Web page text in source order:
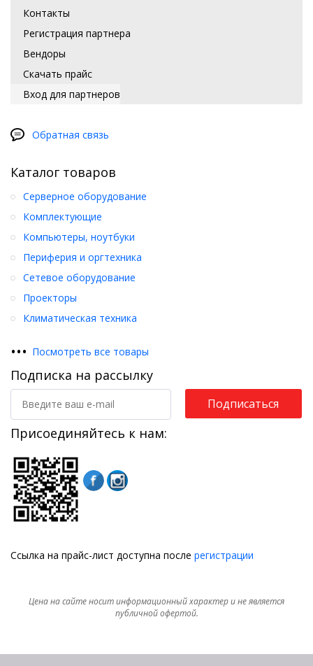
Контакты
Регистрация партнера
Вендоры
Скачать прайс
Вход для партнеров
Обратная связь
Каталог товаров
Серверное оборудование
Комплектующие
Компьютеры, ноутбуки
Периферия и оргтехника
Сетевое оборудование
Проекторы
Климатическая техника
••• Посмотреть все товары
Подписка на рассылку
Подписаться
Присоединяйтесь к нам:
Ссылка на прайс-лист доступна после регистрации
Цена на сайте носит информационный характер и не является
публичной офертой.